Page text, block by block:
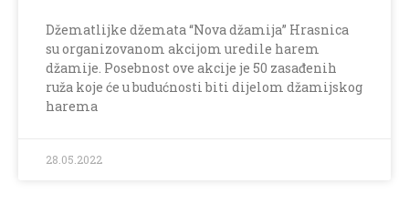
Džematlijke džemata “Nova džamija” Hrasnica
su organizovanom akcijom uredile harem
džamije. Posebnost ove akcije je 50 zasađenih
ruža koje će u budućnosti biti dijelom džamijskog
harema
28.05.2022